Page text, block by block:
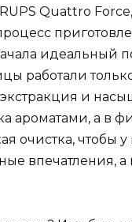
Quattro
идеальный
работали
экстракция и
ароматами, а в
очистка, чтобы у
впечатления, а